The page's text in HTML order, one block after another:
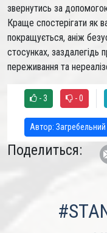
звернутись за
Краще спостерігати як
покращується, аніж
стосунках, заздалегідь
переживання та
- 3 - 0
Автор:
Поделиться: